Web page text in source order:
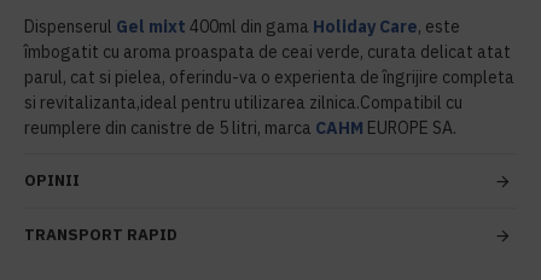
Dispenserul Gel mixt 400ml din gama Holiday Care, este
îmbogatit cu aroma proaspata de ceai verde, curata delicat atat
parul, cat si pielea, oferindu-va o experienta de îngrijire completa
si revitalizanta,ideal pentru utilizarea zilnica.Compatibil cu
reumplere din canistre de 5 litri, marca CAHM EUROPE SA.
OPINII
TRANSPORT RAPID